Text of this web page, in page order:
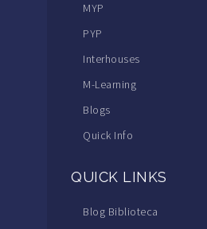
MYP
PYP
Interhouses
M-Learning
Blogs
Quick Info
QUICK LINKS
Blog Biblioteca